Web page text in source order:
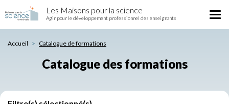
Catalogue
des
au
Les Maisons pour la science
Agir pour le développement professionnel des enseignants
Accueil Catalogue de formations
Catalogue des formations